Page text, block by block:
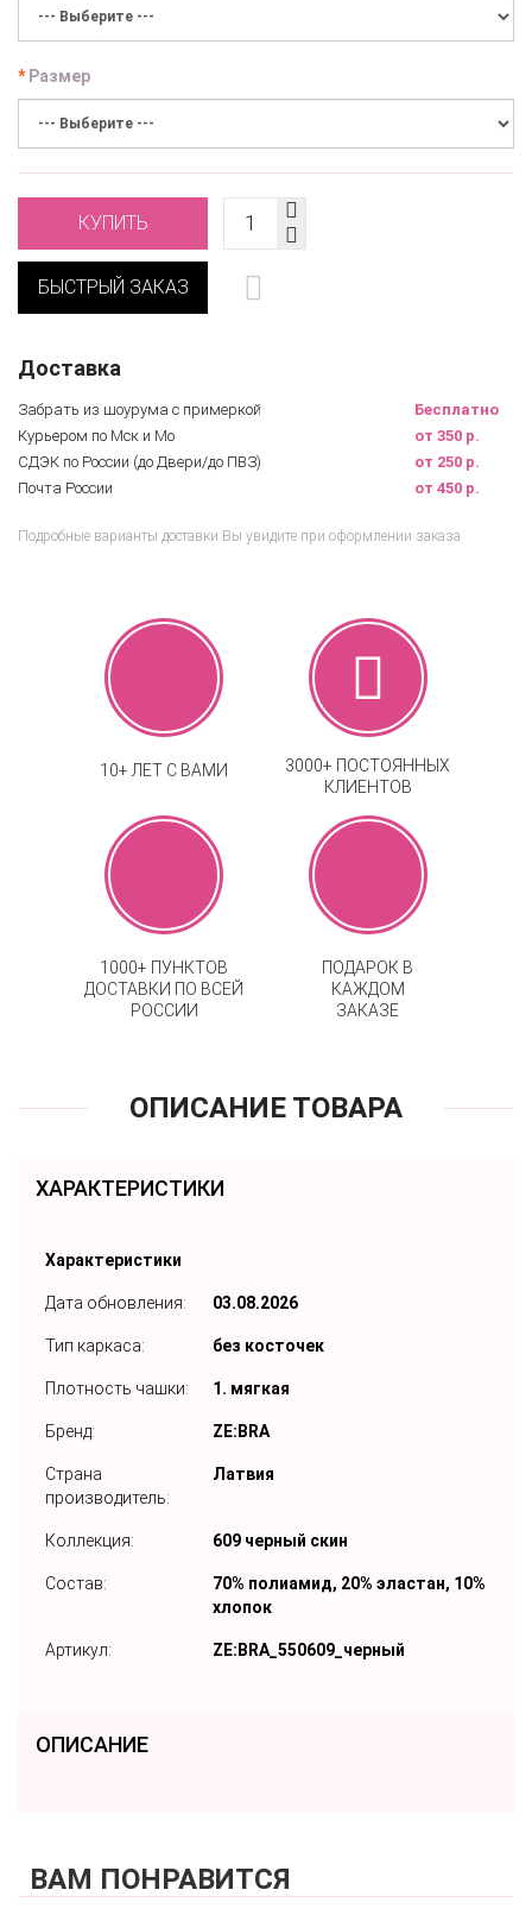
Размер
КУПИТЬ
БЫСТРЫЙ ЗАКАЗ
Доставка
Забрать из шоурума с примеркой
Бесплатно
Курьером по Мск и Мо
от 350 р.
СДЭК по России (до Двери/до ПВЗ)
от 250 р.
Почта России
от 450 р.
Подробные варианты доставки Вы увидите при оформлении заказа
10+ ЛЕТ С ВАМИ
3000+ ПОСТОЯННЫХ
КЛИЕНТОВ
1000+ ПУНКТОВ
ДОСТАВКИ ПО ВСЕЙ
РОССИИ
ПОДАРОК В
КАЖДОМ
ЗАКАЗЕ
ОПИСАНИЕ ТОВАРА
ХАРАКТЕРИСТИКИ
Характеристики
Дата обновления: 03.08.2026
Тип каркаса: без косточек
Плотность чашки: 1. мягкая
Бренд: ZE:BRA
Страна
производитель:
Латвия
Коллекция: 609 черный скин
Состав:
70% полиамид, 20% эластан, 10%
хлопок
Артикул: ZE:BRA_550609_черный
ОПИСАНИЕ
ВАМ ПОНРАВИТСЯ